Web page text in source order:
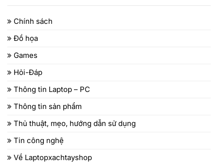
Chính sách
Đồ họa
Games
Hỏi-Đáp
Thông tin Laptop – PC
Thông tin sản phẩm
Thủ thuật, mẹo, hướng dẫn sử dụng
Tin công nghệ
Về Laptopxachtayshop